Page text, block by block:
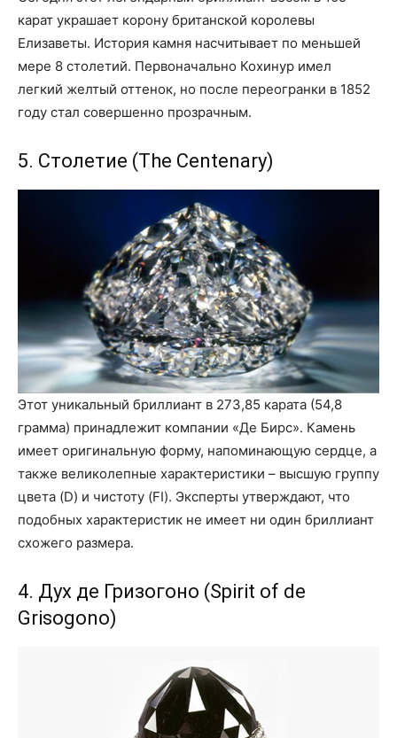
карат украшает корону британской королевы
Елизаветы. История камня насчитывает по меньшей
мере 8 столетий. Первоначально Кохинур имел
легкий желтый оттенок, но после переогранки в 1852
году стал совершенно прозрачным.
5. Столетие (The Centenary)
Этот уникальный бриллиант в 273,85 карата (54,8
грамма) принадлежит компании «Де Бирс». Камень
имеет оригинальную форму, напоминающую сердце, а
также великолепные характеристики – высшую группу
цвета (D) и чистоту (FI). Эксперты утверждают, что
подобных характеристик не имеет ни один бриллиант
схожего размера.
4. Дух де Гризогоно (Spirit of de
Grisogono)